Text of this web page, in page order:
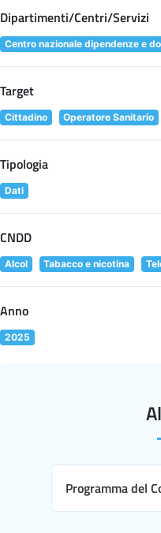
Dipartimenti/Centri/Servizi
Centro nazionale dipendenze e
Target
Cittadino Operatore Sanitario
Tipologia
Dati
CNDD
Alcol Tabacco e nicotina
Anno
2025
Programma del